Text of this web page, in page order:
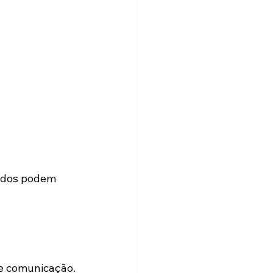
podem
comunicação.